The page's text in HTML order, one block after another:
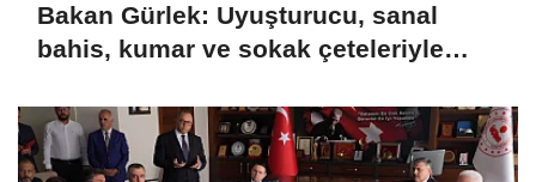
Bakan Gürlek: Uyuşturucu, sanal
bahis, kumar ve sokak çeteleriyle
geçeceğiz